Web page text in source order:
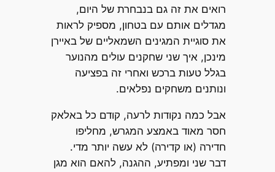
רואים את זה גם בנבחרת של היום,
מגדלים אותם עם בטחון, מספיק לראות
את סוגיית המגינים השמאליים של באיירן
מינכן, איך שני שחקנים עולים מהנוער
בגלל טעות ברכש ואחרי זה בפציעה
ונותנים משחקים נפלאים.
אבל כמה נקודות לרעה, קודם כל באלאק
חסר מאוד באמצע המגרש, מחליפו
חדירה (או קדירה) לא עשה יותר מדי.
דבר שני ומפתיע, ההגנה, להאם הוא מגן